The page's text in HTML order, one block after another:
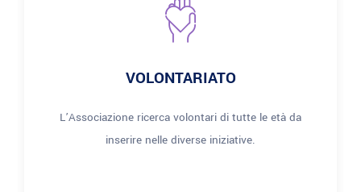
VOLONTARIATO
L’Associazione ricerca volontari di tutte le età da
inserire nelle diverse iniziative.